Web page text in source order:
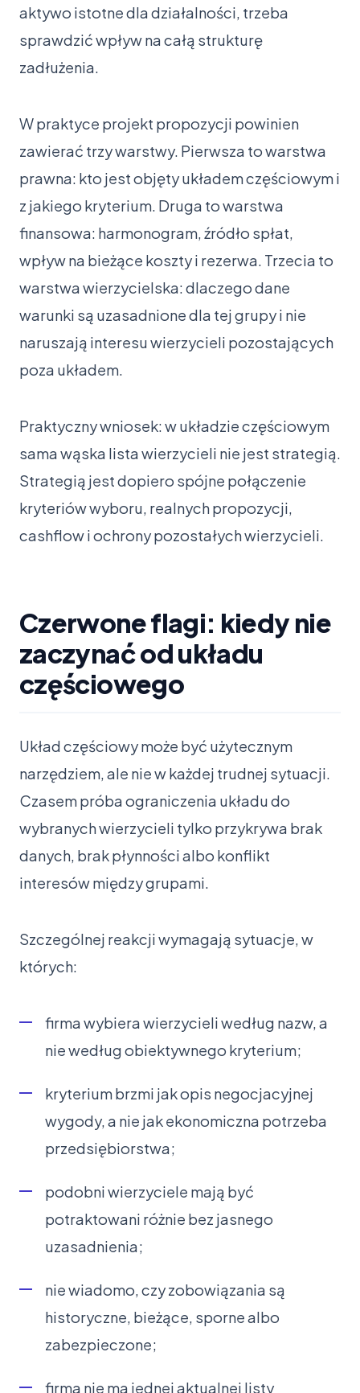
aktywo istotne dla działalności, trzeba
sprawdzić wpływ na całą strukturę
zadłużenia.
W praktyce projekt propozycji powinien
zawierać trzy warstwy. Pierwsza to warstwa
prawna: kto jest objęty układem częściowym i
z jakiego kryterium. Druga to warstwa
finansowa: harmonogram, źródło spłat,
wpływ na bieżące koszty i rezerwa. Trzecia to
warstwa wierzycielska: dlaczego dane
warunki są uzasadnione dla tej grupy i nie
naruszają interesu wierzycieli pozostających
poza układem.
Praktyczny wniosek: w układzie częściowym
sama wąska lista wierzycieli nie jest strategią.
Strategią jest dopiero spójne połączenie
kryteriów wyboru, realnych propozycji,
cashflow i ochrony pozostałych wierzycieli.
Czerwone flagi: kiedy nie
zaczynać od układu
częściowego
Układ częściowy może być użytecznym
narzędziem, ale nie w każdej trudnej sytuacji.
Czasem próba ograniczenia układu do
wybranych wierzycieli tylko przykrywa brak
danych, brak płynności albo konflikt
interesów między grupami.
Szczególnej reakcji wymagają sytuacje, w
których:
firma wybiera wierzycieli według nazw, a
nie według obiektywnego kryterium;
kryterium brzmi jak opis negocjacyjnej
wygody, a nie jak ekonomiczna potrzeba
przedsiębiorstwa;
podobni wierzyciele mają być
potraktowani różnie bez jasnego
uzasadnienia;
nie wiadomo, czy zobowiązania są
historyczne, bieżące, sporne albo
zabezpieczone;
firma nie ma jednej aktualnej listy